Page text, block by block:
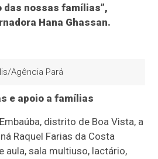
das nossas famílias”,
Hana Ghassan.
Agência Pará
e apoio a famílias
distrito de Boa Vista, a
Raquel Farias da Costa
aula, sala multiuso, lactário,